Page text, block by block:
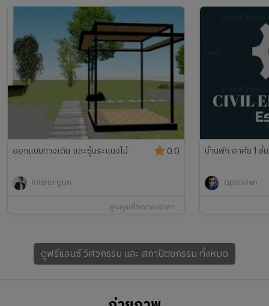
ออกแบบทางเดิน และซุ้มระแนงไม้
interiorgun
0.0
พูดคุยเพื่อตกลงราคา
บ้านพัก อาศัย 1 ชั้
apcivilen
ดูฟรีแลนซ์วิศวกรรม และ สถาปัตยกรรม ทั้งหมด